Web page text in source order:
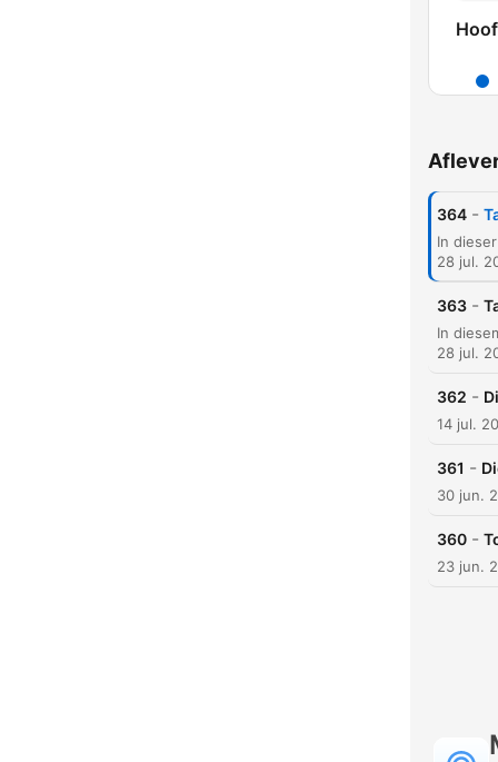
364 -
28 jul.
363 -
28 jul.
362 -
14 jul.
361 -
30 jun.
360 -
23 jun.